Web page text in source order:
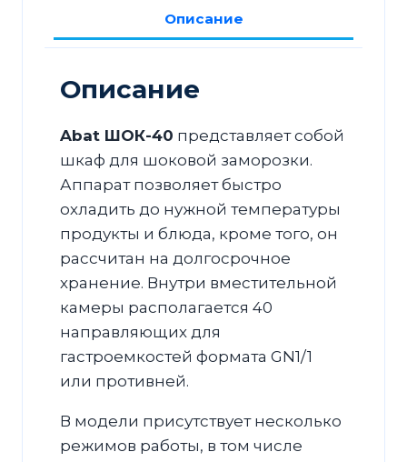
Описание
Описание
Abat ШОК-40 представляет собой
шкаф для шоковой заморозки.
Аппарат позволяет быстро
охладить до нужной температуры
продукты и блюда, кроме того, он
рассчитан на долгосрочное
хранение. Внутри вместительной
камеры располагается 40
направляющих для
гастроемкостей формата GN1/1
или противней.
В модели присутствует несколько
режимов работы, в том числе